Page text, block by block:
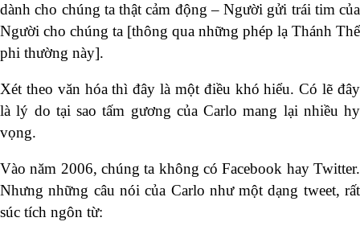
dành cho chúng ta thật cảm động – Người gửi trái tim của
Người cho chúng ta [thông qua những phép lạ Thánh Thể
phi thường này].
Xét theo văn hóa thì đây là một điều khó hiểu. Có lẽ đây
là lý do tại sao tấm gương của Carlo mang lại nhiều hy
vọng.
Vào năm 2006, chúng ta không có Facebook hay Twitter.
Nhưng những câu nói của Carlo như một dạng tweet, rất
súc tích ngôn từ: